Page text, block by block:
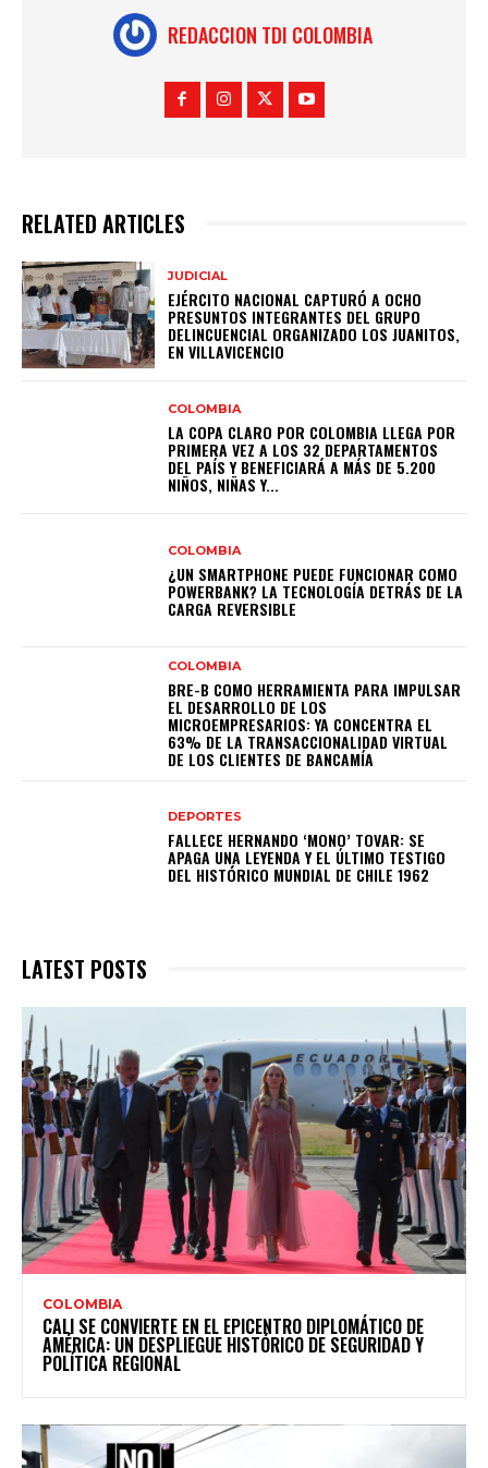
REDACCION TDI COLOMBIA
RELATED ARTICLES
JUDICIAL
EJÉRCITO NACIONAL CAPTURÓ A OCHO
PRESUNTOS INTEGRANTES DEL GRUPO
DELINCUENCIAL ORGANIZADO LOS JUANITOS,
EN VILLAVICENCIO
COLOMBIA
LA COPA CLARO POR COLOMBIA LLEGA POR
PRIMERA VEZ A LOS 32 DEPARTAMENTOS
DEL PAÍS Y BENEFICIARÁ A MÁS DE 5.200
NIÑOS, NIÑAS Y...
COLOMBIA
¿UN SMARTPHONE PUEDE FUNCIONAR COMO
POWERBANK? LA TECNOLOGÍA DETRÁS DE LA
CARGA REVERSIBLE
COLOMBIA
BRE-B COMO HERRAMIENTA PARA IMPULSAR
EL DESARROLLO DE LOS
MICROEMPRESARIOS: YA CONCENTRA EL
63% DE LA TRANSACCIONALIDAD VIRTUAL
DE LOS CLIENTES DE BANCAMÍA
DEPORTES
FALLECE HERNANDO ‘MONO’ TOVAR: SE
APAGA UNA LEYENDA Y EL ÚLTIMO TESTIGO
DEL HISTÓRICO MUNDIAL DE CHILE 1962
LATEST POSTS
COLOMBIA
CALI SE CONVIERTE EN EL EPICENTRO DIPLOMÁTICO DE
AMÉRICA: UN DESPLIEGUE HISTÓRICO DE SEGURIDAD Y
POLÍTICA REGIONAL